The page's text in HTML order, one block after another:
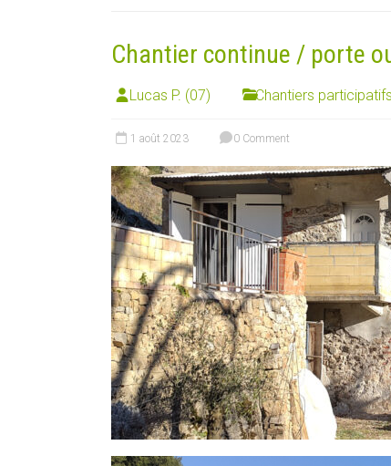
Chantier continue / porte
Lucas P. (07) Chantiers participatifs
1 août 2023 0 Comment